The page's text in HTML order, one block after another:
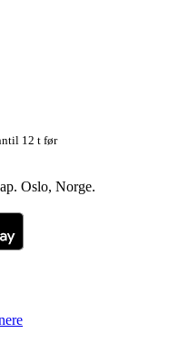
12 t før
Oslo, Norge.